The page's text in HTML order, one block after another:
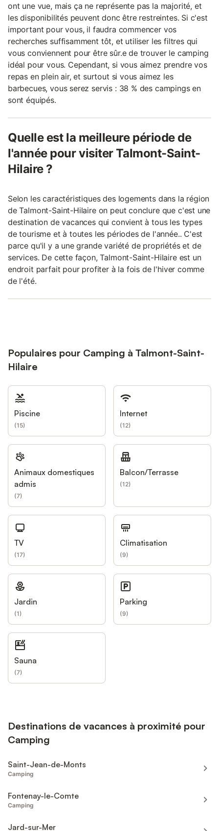
ont une vue, mais ça ne représente pas la majorité, et
les disponibilités peuvent donc être restreintes. Si c'est
important pour vous, il faudra commencer vos
recherches suffisamment tôt, et utiliser les filtres qui
vous conviennent pour être sûr.e de trouver le camping
idéal pour vous. Cependant, si vous aimez prendre vos
repas en plein air, et surtout si vous aimez les
barbecues, vous serez servis : 38 % des campings en
sont équipés.
Quelle est la meilleure période de
l'année pour visiter Talmont-Saint-
Hilaire ?
Selon les caractéristiques des logements dans la région
de Talmont-Saint-Hilaire on peut conclure que c'est une
destination de vacances qui convient à tous les types
de tourisme et à toutes les périodes de l'année.. C'est
parce qu'il y a une grande variété de propriétés et de
services. De cette façon, Talmont-Saint-Hilaire est un
endroit parfait pour profiter à la fois de l'hiver comme
de l'été.
Populaires pour Camping à Talmont-Saint-
Hilaire
Piscine
(15)
Internet
(12)
Animaux domestiques
admis
(7)
Balcon/Terrasse
(12)
TV
(17)
Climatisation
(9)
Jardin
(1)
Parking
(9)
Sauna
(7)
Destinations de vacances à proximité pour
Camping
Saint-Jean-de-Monts
Camping
Fontenay-le-Comte
Camping
Jard-sur-Mer